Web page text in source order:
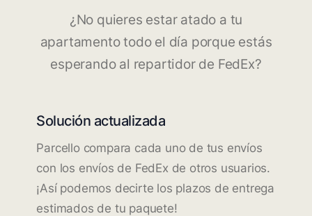
¿No quieres estar atado a tu
apartamento todo el día porque estás
esperando al repartidor de FedEx?
Solución actualizada
Parcello compara cada uno de tus envíos
con los envíos de FedEx de otros usuarios.
¡Así podemos decirte los plazos de entrega
estimados de tu paquete!